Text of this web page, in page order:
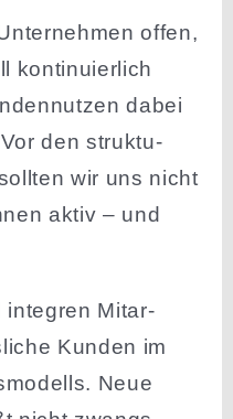
offen,
konti­nu­ierlich
dabei
den struk­tu­
wir uns nicht
aktiv – und
integren Mitar­
Kunden im
Neue